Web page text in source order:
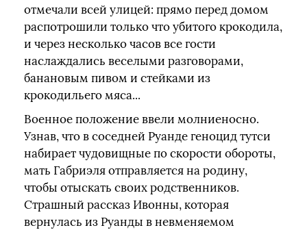
отмечали всей улицей: прямо перед домом
распотрошили только что убитого крокодила,
и через несколько часов все гости
наслаждались веселыми разговорами,
банановым пивом и стейками из
крокодильего мяса...
Военное положение ввели молниеносно.
Узнав, что в соседней Руанде геноцид тутси
набирает чудовищные по скорости обороты,
мать Габриэля отправляется на родину,
чтобы отыскать своих родственников.
Страшный рассказ Ивонны, которая
вернулась из Руанды в невменяемом